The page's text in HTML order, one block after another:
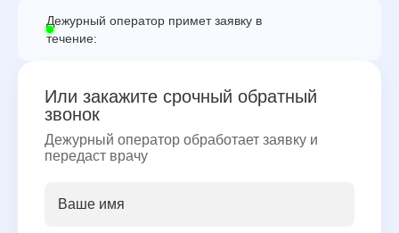
Дежурный оператор примет заявку в
течение:
Или закажите срочный обратный
звонок
Дежурный оператор обработает заявку и
передаст врачу